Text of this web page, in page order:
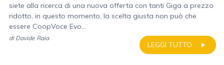
siete alla ricerca di una nuova offerta con tanti Giga a prezzo
ridotto, in questo momento, la scelta giusta non può che
essere CoopVoce Evo...
LEGGI TUTTO
di Davide Raia